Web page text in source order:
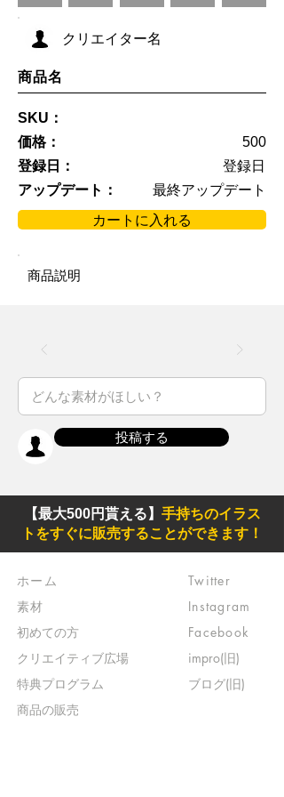
クリエイター名
商品名
SKU：
価格：
500
登録日：
登録日
アップデート：
最終アップデート
カートに入れる
商品説明
投稿する
【最大500円貰える】 手持ちのイラス
トをすぐに販売することができます！
ホーム
素材
初めての方
​クリエイティブ広場
​特典プログラム
​商品の販売
Twitter
Instagram
Facebook
impro(旧)​
ブログ(旧)